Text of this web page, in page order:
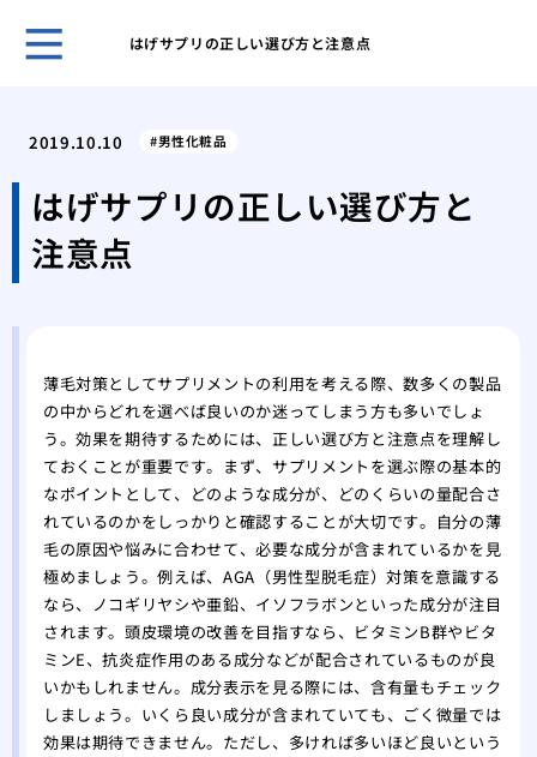
はげサプリの正しい選び方と注意点
れ
馬
薄
2019.10.10 男性化粧品
はげサプリの正しい選び方と
注意点
薄毛対策としてサプリメントの利用を考える際、数多くの製品
の中からどれを選べば良いのか迷ってしまう方も多いでしょ
う。効果を期待するためには、正しい選び方と注意点を理解し
ておくことが重要です。まず、サプリメントを選ぶ際の基本的
なポイントとして、どのような成分が、どのくらいの量配合さ
れているのかをしっかりと確認することが大切です。自分の薄
毛の原因や悩みに合わせて、必要な成分が含まれているかを見
極めましょう。例えば、AGA（男性型脱毛症）対策を意識する
なら、ノコギリヤシや亜鉛、イソフラボンといった成分が注目
されます。頭皮環境の改善を目指すなら、ビタミンB群やビタ
ミンE、抗炎症作用のある成分などが配合されているものが良
いかもしれません。成分表示を見る際には、含有量もチェック
しましょう。いくら良い成分が含まれていても、ごく微量では
効果は期待できません。ただし、多ければ多いほど良いという